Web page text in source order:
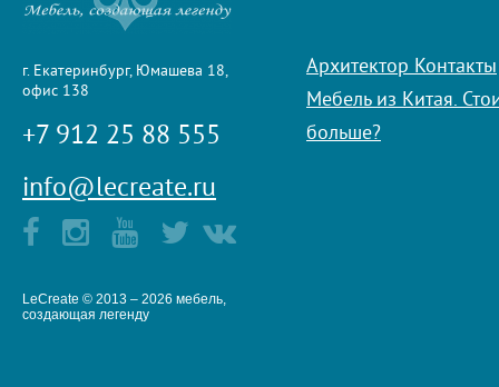
г. Екатеринбург, Юмашева 18,
офис 138
+7 912 25 88 555
info@lecreate.ru
LeCreate © 2013 – 2026 мебель,
создающая легенду
Архитектор Контакты
Мебель из Китая.
больше?